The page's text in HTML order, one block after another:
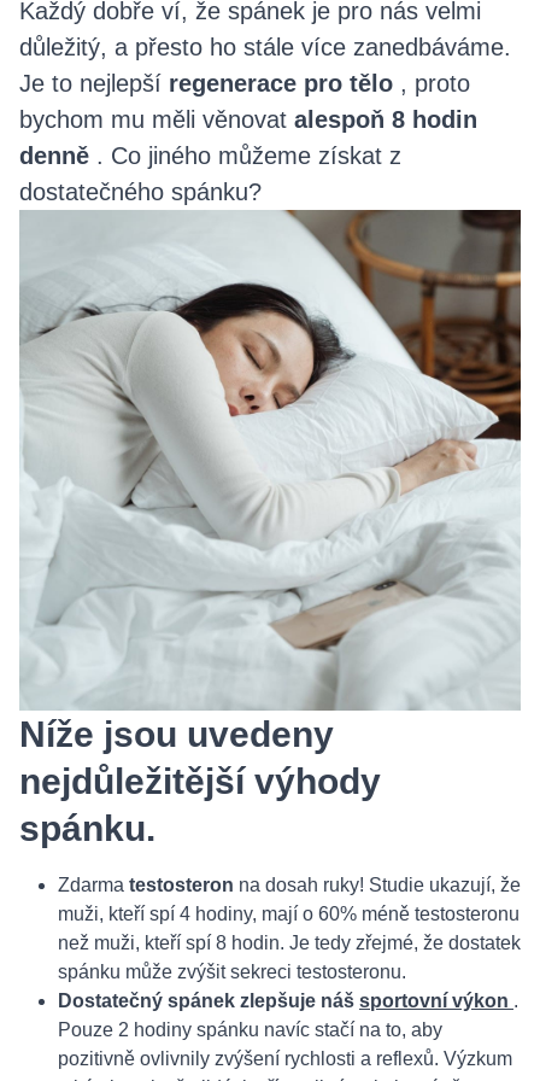
Každý dobře ví, že spánek je pro nás velmi
důležitý, a přesto ho stále více zanedbáváme.
Je to nejlepší regenerace pro tělo , proto
bychom mu měli věnovat alespoň 8 hodin
denně . Co jiného můžeme získat z
dostatečného spánku?
Níže jsou uvedeny
nejdůležitější výhody
spánku.
Zdarma testosteron na dosah ruky! Studie ukazují, že
muži, kteří spí 4 hodiny, mají o 60% méně testosteronu
než muži, kteří spí 8 hodin. Je tedy zřejmé, že dostatek
spánku může zvýšit sekreci testosteronu.
Dostatečný spánek zlepšuje náš sportovní výkon .
Pouze 2 hodiny spánku navíc stačí na to, aby
pozitivně ovlivnily zvýšení rychlosti a reflexů. Výzkum